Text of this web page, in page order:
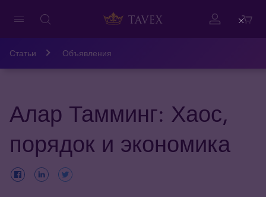
Статьи Объявления
Алар Тамминг: Хаос,
порядок и экономика
Close